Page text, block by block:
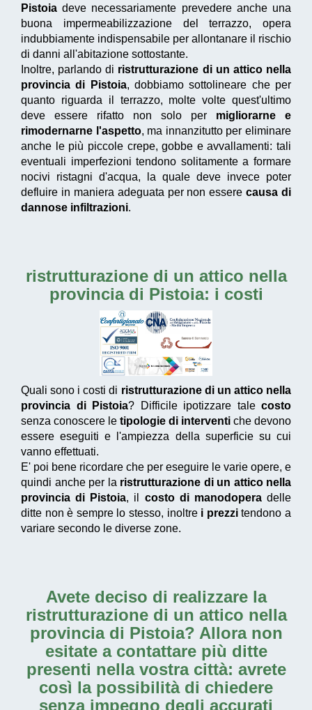
Pistoia deve necessariamente prevedere anche una
buona impermeabilizzazione del terrazzo, opera
indubbiamente indispensabile per allontanare il rischio
di danni all'abitazione sottostante.
Inoltre, parlando di ristrutturazione di un attico nella
provincia di Pistoia, dobbiamo sottolineare che per
quanto riguarda il terrazzo, molte volte quest'ultimo
deve essere rifatto non solo per migliorarne e
rimodernarne l'aspetto, ma innanzitutto per eliminare
anche le più piccole crepe, gobbe e avvallamenti: tali
eventuali imperfezioni tendono solitamente a formare
nocivi ristagni d'acqua, la quale deve invece poter
defluire in maniera adeguata per non esserecausa di
dannose infiltrazioni.
ristrutturazione di un attico nella
provincia di Pistoia: i costi
Quali sono i costi di ristrutturazione di un attico nella
provincia di Pistoia? Difficile ipotizzare tale costo
senza conoscere le tipologie di interventi che devono
essere eseguiti e l'ampiezza della superficie su cui
vanno effettuati.
E' poi bene ricordare che per eseguire le varie opere, e
quindi anche per la ristrutturazione di un attico nella
provincia di Pistoia, il costo di manodoperadelle
ditte non è sempre lo stesso, inoltre i prezzitendono a
variare secondo le diverse zone.
Avete deciso di realizzare la
ristrutturazione di un attico nella
provincia di Pistoia? Allora non
esitate a contattare più ditte
presenti nella vostra città: avrete
così la possibilità di chiedere
senza impegno degli accurati